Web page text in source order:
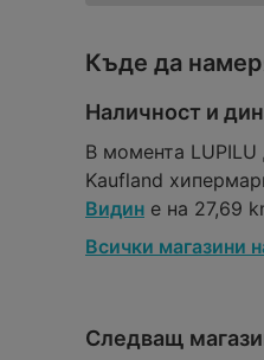
Къде да
Наличност и
В момента
Kaufland
Видин е на 27,69
Всички магазини
Следващ